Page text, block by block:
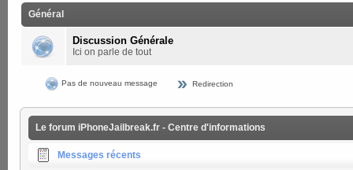
Général
Discussion Générale
Ici on parle de tout
Pas de nouveau message Redirection
Le forum iPhoneJailbreak.fr - Centre d'informations
Messages récents